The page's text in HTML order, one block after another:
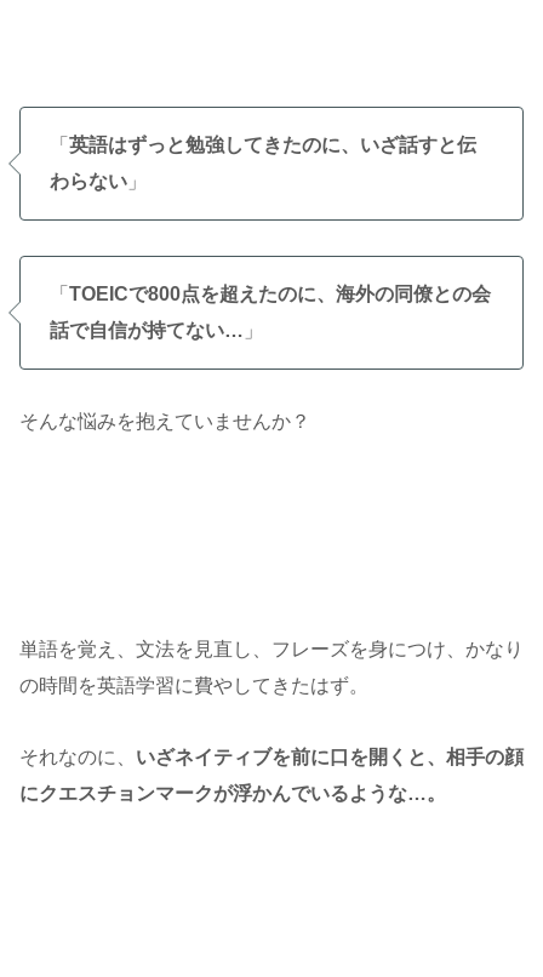
「 英語はずっと勉強してきたのに、いざ話すと伝
わらない 」
「 TOEICで800点を超えたのに、海外の同僚との会
話で自信が持てない… 」
そんな悩みを抱えていませんか？
単語を覚え、文法を見直し、フレーズを身につけ、かなり
の時間を英語学習に費やしてきたはず。
それなのに、 いざネイティブを前に口を開くと、相手の顔
にクエスチョンマークが浮かんでいるような…。